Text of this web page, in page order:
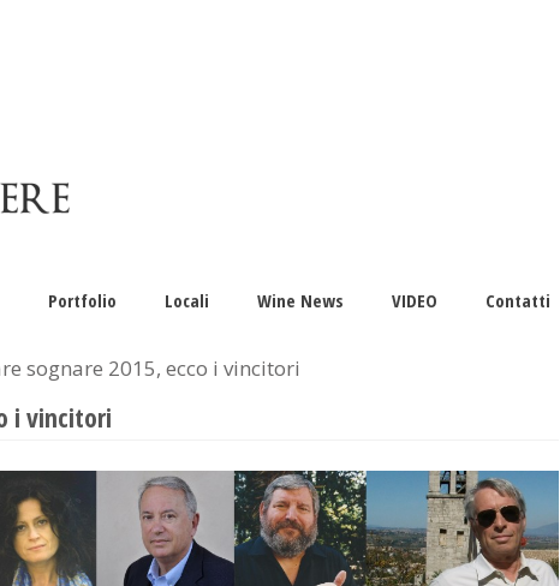
Portfolio Locali Wine News VIDEO Contatti
sognare 2015, ecco i vincitori
i vincitori